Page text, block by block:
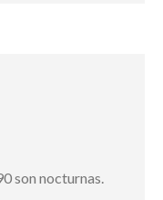
son nocturnas.